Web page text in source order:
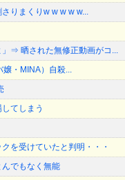
りまくりw w w w w...
⇒ 晒された無修正動画がコ...
嬢・MINA）自殺...
てしまう
を受けていたと判明・・・
でもなく無能